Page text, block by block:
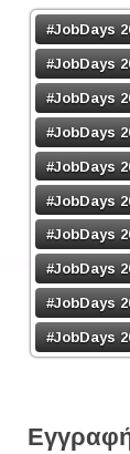
#JobDays
#JobDays
#JobDays
#JobDays
#JobDays
#JobDays
#JobDays
#JobDays
#JobDays
#JobDays